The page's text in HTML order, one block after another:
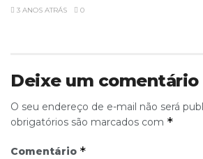
3 ANOS ATRÁS 0
Deixe um comentário
O seu endereço de e-mail não será
obrigatórios são marcados com *
Comentário *